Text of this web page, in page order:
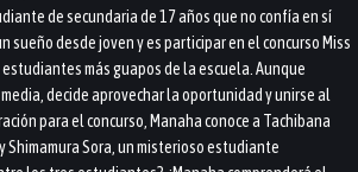
de secundaria de 17 años que no confía en sí
sueño desde joven y es participar en el concurso Miss
más guapos de la escuela. Aunque
decide aprovechar la oportunidad y unirse al
para el concurso, Manaha conoce a Tachibana
Shimamura Sora, un misterioso estudiante